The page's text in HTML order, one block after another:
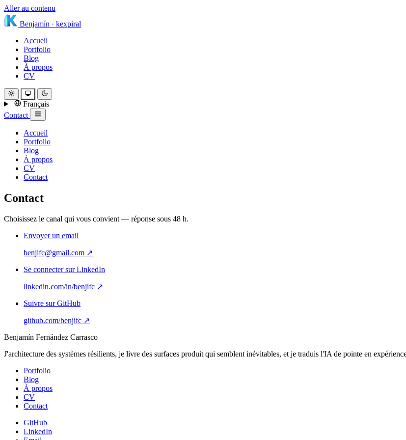
Aller au contenu
Benjamín · kexpiral
Accueil
Portfolio
Blog
À propos
CV
Français
Contact
Accueil
Portfolio
Blog
À propos
CV
Contact
Contact
Choisissez le canal qui vous convient — réponse sous 48 h.
Envoyer un email
benjifc@gmail.com ↗
Se connecter sur LinkedIn
linkedin.com/in/benjifc ↗
Suivre sur GitHub
github.com/benjifc ↗
Benjamín Fernández Carrasco
J'architecture des systèmes résilients, je livre des surfaces produit qui semblent inévitables, et je traduis l'IA de pointe en
Portfolio
Blog
À propos
CV
Contact
GitHub
LinkedIn